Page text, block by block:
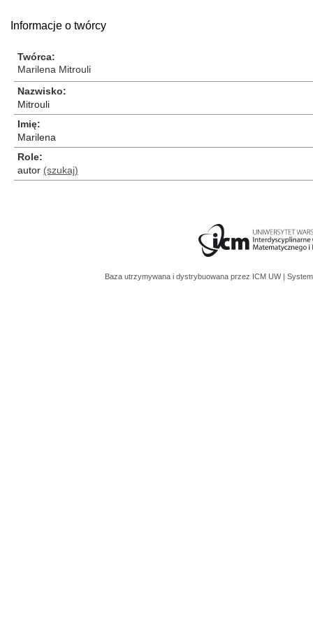
Informacje o twórcy
Twórca
Marilena Mitrouli
Nazwisko
Mitrouli
Imię
Marilena
Role
autor (szukaj)
Baza utrzymywana i dystrybuowana przez ICM UW |